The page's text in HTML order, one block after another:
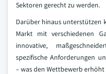
Sektoren gerecht zu werden.
Darüber hinaus unterstützen
Markt mit verschiedenen
innovative,
spezifische Anforderungen
– was den Wettbewerb